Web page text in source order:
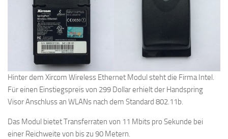
Hinter dem Xircom Wireless Ethernet Modul steht die Firma Intel.
Für einen Einstiegspreis von 299 Dollar erhielt der Handspring
Visor Anschluss an WLANs nach dem Standard 802.11b.
Das Modul bietet Transferraten von 11 Mbits pro Sekunde bei
einer Reichweite von bis zu 90 Metern.